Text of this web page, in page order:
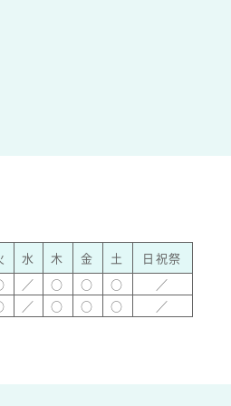
水 木 金 土
日祝祭
／ ○ ○ ○
／
／ ○ ○ ○ ／